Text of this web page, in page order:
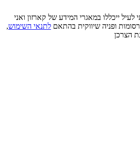
ייכללו במאגרי המידע של קארזון ואני
ופניה שיווקית בהתאם לתנאי השימוש,
הצרכן